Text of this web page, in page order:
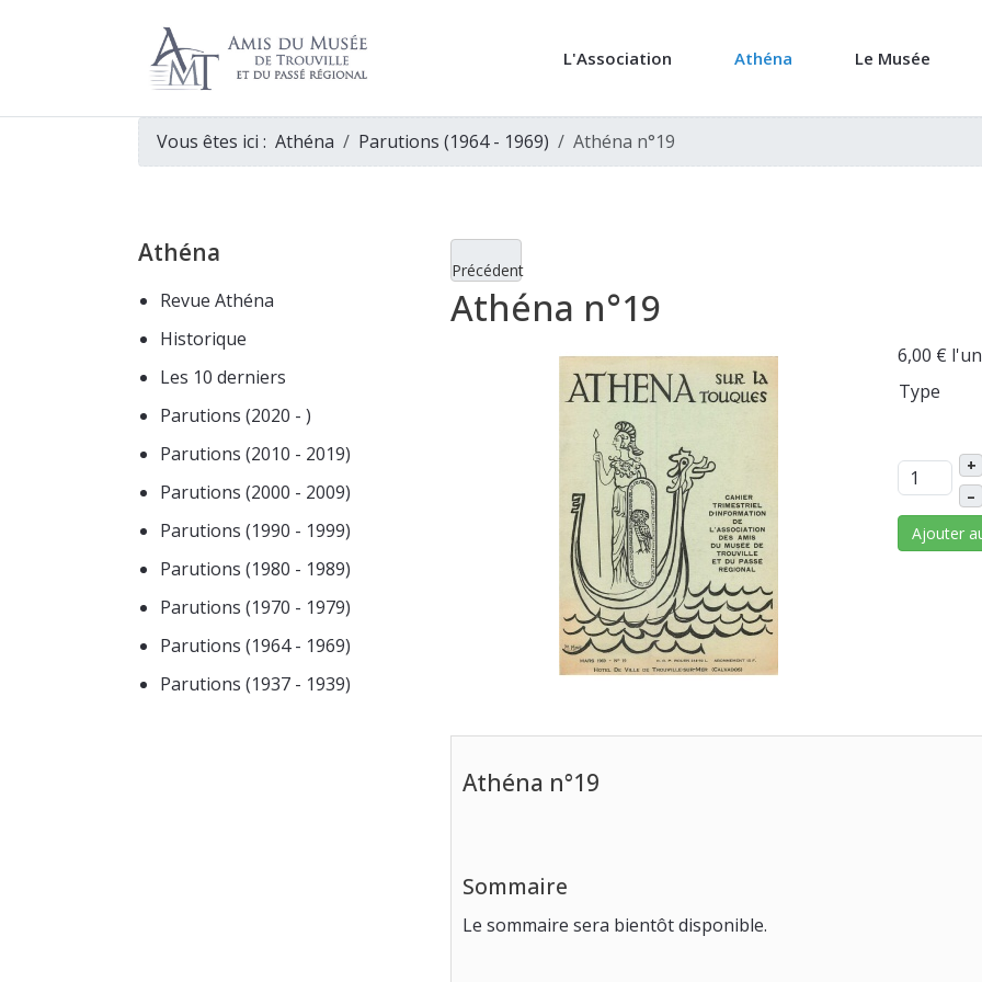
L'Association Athéna Le Musée
Vous êtes ici : Athéna Parutions (1964 - 1969) Athéna n°19
Athéna
Revue Athéna
Historique
Les 10 derniers
Parutions (2020 - )
Parutions (2010 - 2019)
Parutions (2000 - 2009)
Parutions (1990 - 1999)
Parutions (1980 - 1989)
Parutions (1970 - 1979)
Parutions (1964 - 1969)
Parutions (1937 - 1939)
Précédent
Athéna n°19
6,00 €
Type
+
–
Ajouter
Athéna n°19
Sommaire
Le sommaire sera bientôt disponible.